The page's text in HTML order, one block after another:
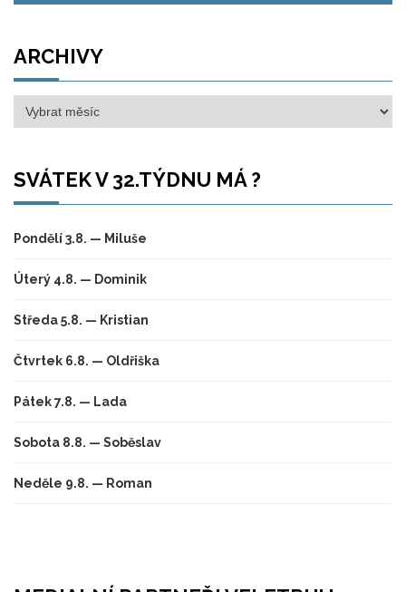
ARCHIVY
Archivy
SVÁTEK V 32.TÝDNU MÁ ?
Pondělí 3.8. — Miluše
Úterý 4.8. — Dominik
Středa 5.8. — Kristian
Čtvrtek 6.8. — Oldřiška
Pátek 7.8. — Lada
Sobota 8.8. — Soběslav
Neděle 9.8. — Roman